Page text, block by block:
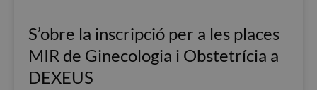
S’obre la inscripció per a les places
MIR de Ginecologia i Obstetrícia a
DEXEUS